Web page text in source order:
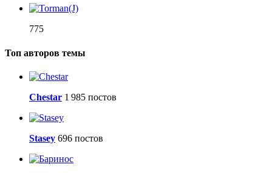
775
Топ авторов темы
Сhestar 1 985 постов
Stasey 696 постов